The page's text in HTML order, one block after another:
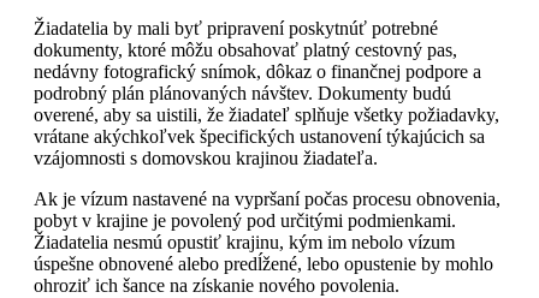
Žiadatelia by mali byť pripravení poskytnúť potrebné
dokumenty, ktoré môžu obsahovať platný cestovný pas,
nedávny fotografický snímok, dôkaz o finančnej podpore a
podrobný plán plánovaných návštev. Dokumenty budú
overené, aby sa uistili, že žiadateľ splňuje všetky požiadavky,
vrátane akýchkoľvek špecifických ustanovení týkajúcich sa
vzájomnosti s domovskou krajinou žiadateľa.
Ak je vízum nastavené na vypršaní počas procesu obnovenia,
pobyt v krajine je povolený pod určitými podmienkami.
Žiadatelia nesmú opustiť krajinu, kým im nebolo vízum
úspešne obnovené alebo predĺžené, lebo opustenie by mohlo
ohroziť ich šance na získanie nového povolenia.